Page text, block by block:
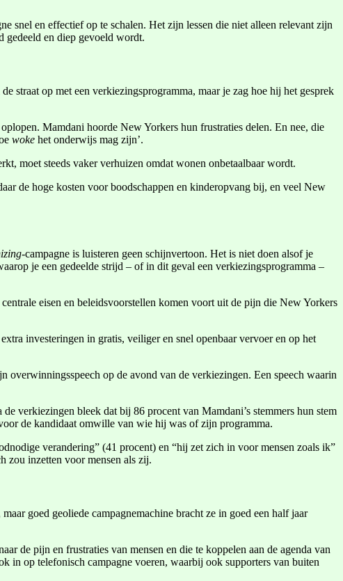
snel en effectief op te schalen. Het zijn lessen die niet alleen relevant zijn
gedeeld en diep gevoeld wordt.
straat op met een verkiezingsprogramma, maar je zag hoe hij het gesprek
Mamdani hoorde New Yorkers hun frustraties delen. En nee, die
woke het onderwijs mag zijn’.
moet steeds vaker verhuizen omdat wonen onbetaalbaar wordt.
de hoge kosten voor boodschappen en kinderopvang bij, en veel New
campagne is luisteren geen schijnvertoon. Het is niet doen alsof je
je een gedeelde strijd – of in dit geval een verkiezingsprogramma –
eisen en beleidsvoorstellen komen voort uit de pijn die New Yorkers
investeringen in gratis, veiliger en snel openbaar vervoer en op het
op de avond van de verkiezingen. Een speech waarin
verkiezingen bleek dat bij 86 procent van Mamdani’s stemmers hun stem
de kandidaat omwille van wie hij was of zijn programma.
verandering” (41 procent) en “hij zet zich in voor mensen zoals ik”
zou inzetten voor mensen als zij.
goed geoliede campagnemachine bracht ze in goed een half jaar
de pijn en frustraties van mensen en die te koppelen aan de agenda van
in op telefonisch campagne voeren, waarbij ook supporters van buiten